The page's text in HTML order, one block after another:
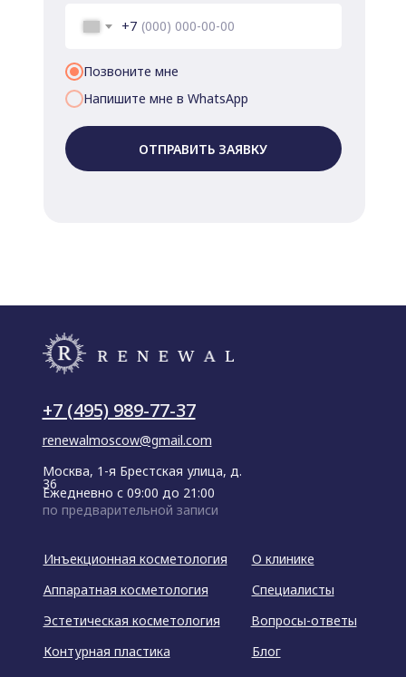
+7
Позвоните мне
Напишите мне в WhatsApp
ОТПРАВИТЬ ЗАЯВКУ
+7 (495) 989-77-37
renewalmoscow@gmail.com
Москва, 1-я Брестская улица, д.
36
Ежедневно с 09:00 до 21:00
по предварительной записи
Инъекционная косметология
О клинике
Специалисты
Вопросы-ответы
Блог
Аппаратная косметология
Эстетическая косметология
Контурная пластика